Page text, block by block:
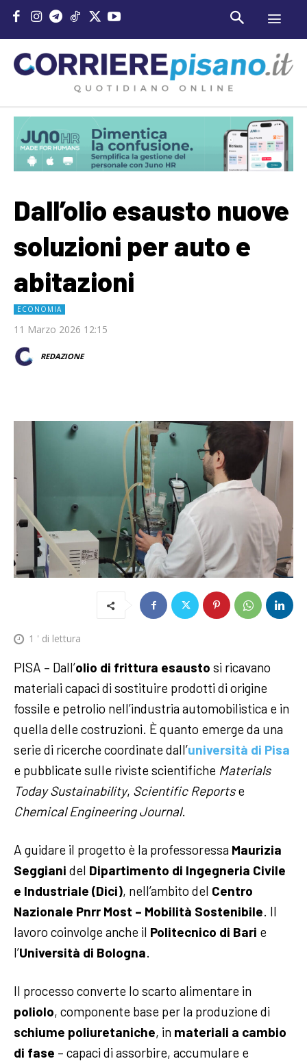
Dall’olio esausto nuove
soluzioni per auto e
abitazioni
ECONOMIA
11 Marzo 2026 12:15
REDAZIONE
1 ' di lettura
PISA – Dall’olio di frittura esausto si ricavano
materiali capaci di sostituire prodotti di origine
fossile e petrolio nell’industria automobilistica e in
quella delle costruzioni. È quanto emerge da una
serie di ricerche coordinate dall’università di Pisa
e pubblicate sulle riviste scientifiche Materials
Today Sustainability, Scientific Reportse
Chemical Engineering Journal.
A guidare il progetto è la professoressa Maurizia
Seggiani del Dipartimento di Ingegneria Civile
e Industriale (Dici), nell’ambito del Centro
Nazionale Pnrr Most – Mobilità Sostenibile. Il
lavoro coinvolge anche il Politecnico di Bari e
l’Università di Bologna.
Il processo converte lo scarto alimentare in
poliolo, componente base per la produzione di
schiume poliuretaniche, in materiali a cambio
di fase – capaci di assorbire, accumulare e